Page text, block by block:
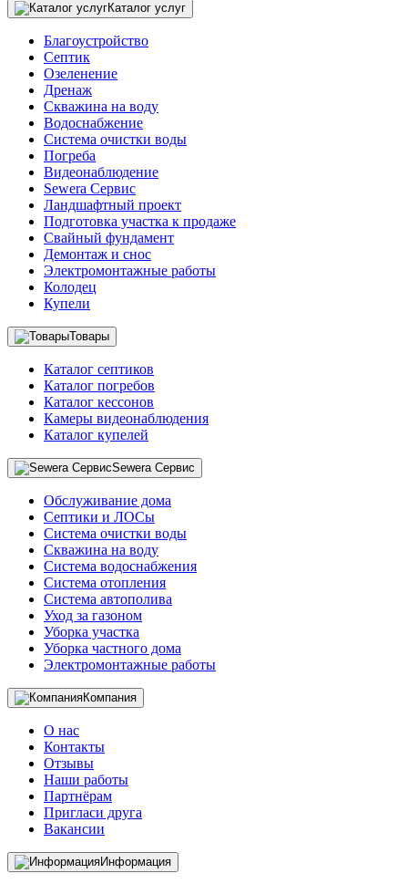
Каталог услуг
Благоустройство
Септик
Озеленение
Дренаж
Скважина на воду
Водоснабжение
Система очистки воды
Погреба
Видеонаблюдение
Sewera Сервис
Ландшафтный проект
Подготовка участка к продаже
Свайный фундамент
Демонтаж и снос
Электромонтажные работы
Колодец
Купели
Товары
Каталог септиков
Каталог погребов
Каталог кессонов
Камеры видеонаблюдения
Каталог купелей
Sewera Сервис
Обслуживание дома
Септики и ЛОСы
Система очистки воды
Скважина на воду
Система водоснабжения
Система отопления
Система автополива
Уход за газоном
Уборка участка
Уборка частного дома
Электромонтажные работы
Компания
О нас
Контакты
Отзывы
Наши работы
Партнёрам
Пригласи друга
Вакансии
Информация